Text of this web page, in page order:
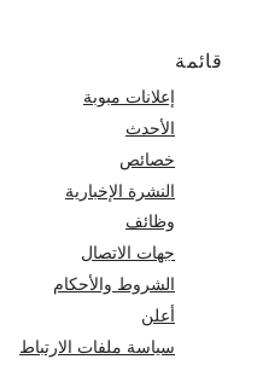
قائمة
إعلانات مبوبة
الأحدث
خصائص
النشرة الإخبارية
وظائف
جهات الاتصال
الشروط والأحكام
أعلن
سياسة ملفات الارتباط